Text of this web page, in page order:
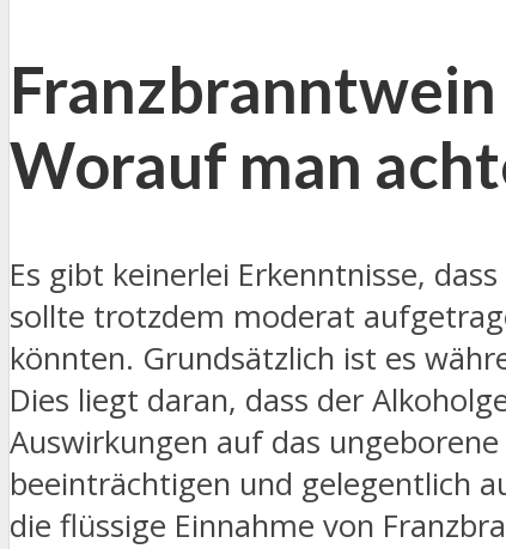
Worauf man
Es gibt keinerlei Erkenntnisse,
sollte trotzdem moderat
könnten. Grundsätzlich ist es
Dies liegt daran, dass der
Auswirkungen auf das
beeinträchtigen und gelegentlich
die flüssige Einnahme von